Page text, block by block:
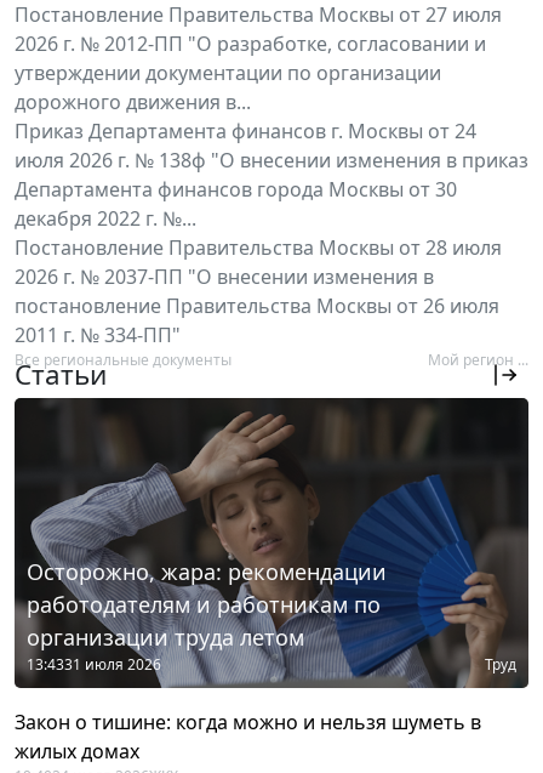
Постановление Правительства Москвы от 27 июля
2026 г. № 2012-ПП "О разработке, согласовании и
утверждении документации по организации
дорожного движения в...
Приказ Департамента финансов г. Москвы от 24
июля 2026 г. № 138ф "О внесении изменения в приказ
Департамента финансов города Москвы от 30
декабря 2022 г. №...
Постановление Правительства Москвы от 28 июля
2026 г. № 2037-ПП "О внесении изменения в
постановление Правительства Москвы от 26 июля
2011 г. № 334-ПП"
Все региональные документы Мой регион ...
Статьи
Осторожно, жара: рекомендации
работодателям и работникам по
организации труда летом
13:4331 июля 2026 Труд
Закон о тишине: когда можно и нельзя шуметь в
жилых домах